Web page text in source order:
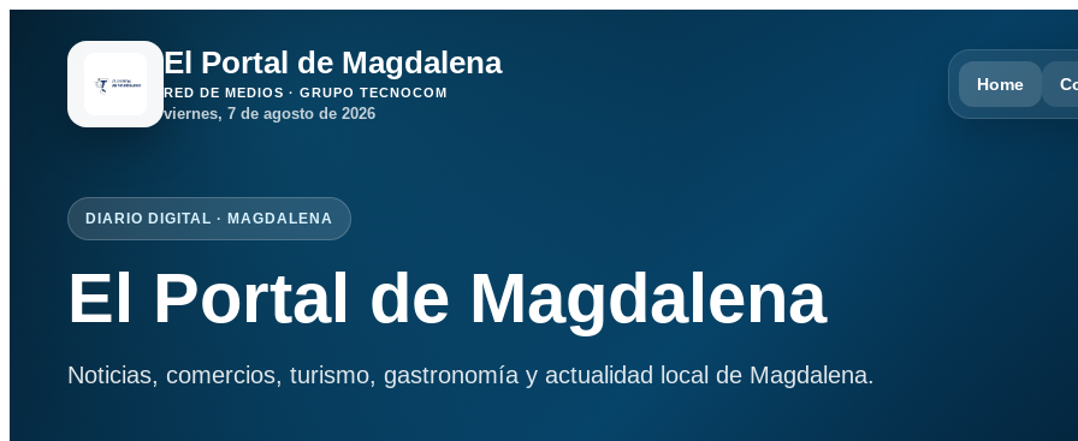
El Portal de Magdalena
RED DE MEDIOS · GRUPO TECNOCOM
viernes, 7 de agosto de 2026
Home
DIARIO DIGITAL · MAGDALENA
El Portal de Magdalena
Noticias, comercios, turismo, gastronomía y actualidad local de Magdalena.